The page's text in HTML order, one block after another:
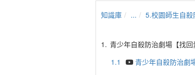
知識庫 ... 5.校園師生自殺
1. 青少年自殺防治劇場【找回
1.1
青少年自殺防治劇